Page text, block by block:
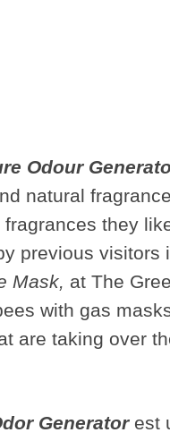
Odour
natural
they
previous visitors
Mask, at The
with gas
are taking over
Generator est